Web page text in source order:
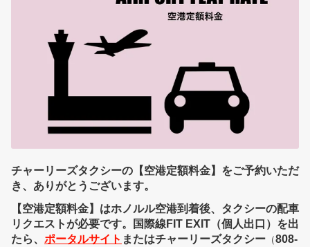
【コオリナ＋ワイキキ滞在用】プライオリティ予約（ミニバン）
【コオリナ＋ワイキキ滞在用】プライオリティ予約（SUV）
タクシー予約
ご案内
チャーリーズタクシーの【空港定額料金】をご予約いただ
き、ありがとうございます。
【空港定額料金】はホノルル空港到着後、タクシーの配車
リクエストが必要です。国際線FIT EXIT（個人出口）を出
たら、 ポータルサイト またはチャーリーズタクシー （808-